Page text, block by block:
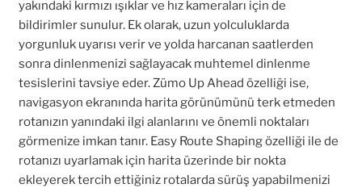
yakındaki kırmızı ışıklar ve hız kameraları için de
bildirimler sunulur. Ek olarak, uzun yolculuklarda
yorgunluk uyarısı verir ve yolda harcanan saatlerden
sonra dinlenmenizi sağlayacak muhtemel dinlenme
tesislerini tavsiye eder. Zümo Up Ahead özelliği ise,
navigasyon ekranında harita görünümünü terk etmeden
rotanızın yanındaki ilgi alanlarını ve önemli noktaları
görmenize imkan tanır. Easy Route Shaping özelliği ile de
rotanızı uyarlamak için harita üzerinde bir nokta
ekleyerek tercih ettiğiniz rotalarda sürüş yapabilmenizi